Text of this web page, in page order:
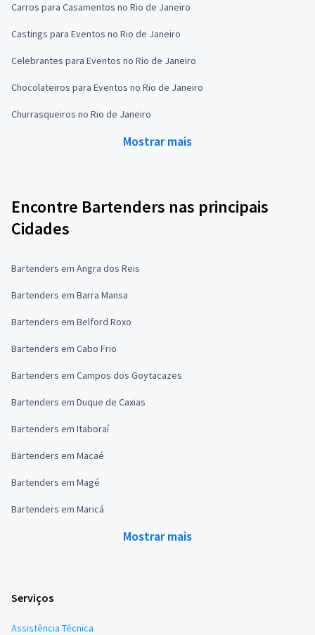
Carros para Casamentos no Rio de Janeiro
Castings para Eventos no Rio de Janeiro
Celebrantes para Eventos no Rio de Janeiro
Chocolateiros para Eventos no Rio de Janeiro
Churrasqueiros no Rio de Janeiro
Mostrar mais
Encontre Bartenders nas principais
Cidades
Bartenders em Angra dos Reis
Bartenders em Barra Mansa
Bartenders em Belford Roxo
Bartenders em Cabo Frio
Bartenders em Campos dos Goytacazes
Bartenders em Duque de Caxias
Bartenders em Itaboraí
Bartenders em Macaé
Bartenders em Magé
Bartenders em Maricá
Mostrar mais
Serviços
Assistência Técnica